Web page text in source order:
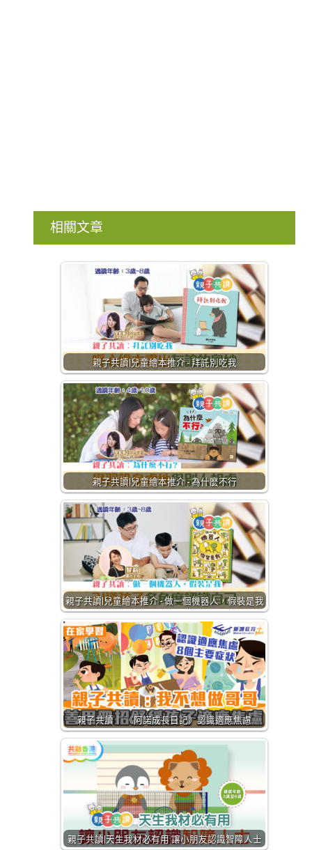
相關文章
親子共讀|兒童繪本推介 - 拜託別吃我
親子共讀|兒童繪本推介 - 為什麼不行
親子共讀|兒童繪本推介 - 做一個機器人，假裝是我
親子共讀｜ 《阿諾成長日記》認識適應焦慮
親子共讀|天生我材必有用 讓小朋友認識智障人士